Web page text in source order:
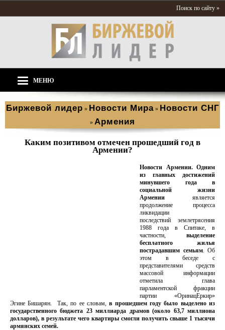
Поиск по сайту »
МЕНЮ
Биржевой лидер » Новости Мира » Новости СНГ
» Армения
Каким позитивом отмечен прошедший год в
Армении?
Новости Армении. Одним
из главных достижений
минувшего года в
социальной жизни
Армении является
продолжение процесса
ликвидации
последствий землетрясения
1988 года в Спитаке, в
частности, выделение
бесплатного жилья
пострадавшим семьям. Об
этом в беседе с
представителями средств
массовой информации
отметила глава
парламентской фракции
партии «ОринацЕркир»
Эгине Бишарян. Так, по ее словам,в прошедшем году было выделено из
государственного бюджета 23 миллиарда драмов (около 63,7 миллиона
долларов), в результате чего квартиры смогли получить свыше 1 тысячи
армянских семей.